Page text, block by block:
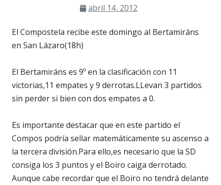
abril 14, 2012
El Compostela recibe este domingo al Bertamiráns
en San Lázaro(18h)
El Bertamiráns es 9º en la clasificación con 11
victorias,11 empates y 9 derrotas.LLevan 3 partidos
sin perder si bien con dos empates a 0.
Es importante destacar que en este partido el
Compos podría sellar matemáticamente su ascenso a
la tercera división.Para ello,es necesario que la SD
consiga los 3 puntos y el Boiro caiga derrotado.
Aunque cabe recordar que el Boiro no tendrá delante